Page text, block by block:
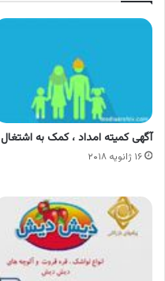
آگهی کمیته امداد ، کمک به اشتغال
۱۶ ژانویه ۲۰۱۸